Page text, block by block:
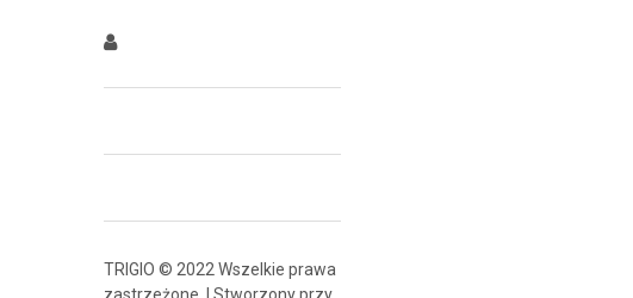
TRIGIO © 2022 Wszelkie prawa